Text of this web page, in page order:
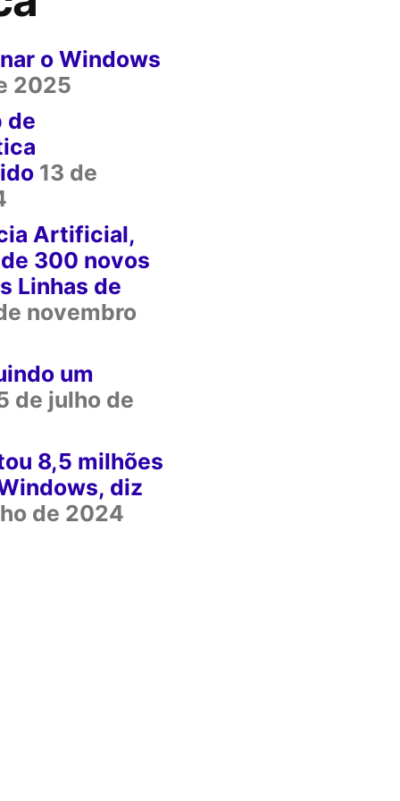
o Windows
2025
de
13 de
Artificial,
300 novos
Linhas de
novembro
um
de julho de
8,5 milhões
diz
de 2024